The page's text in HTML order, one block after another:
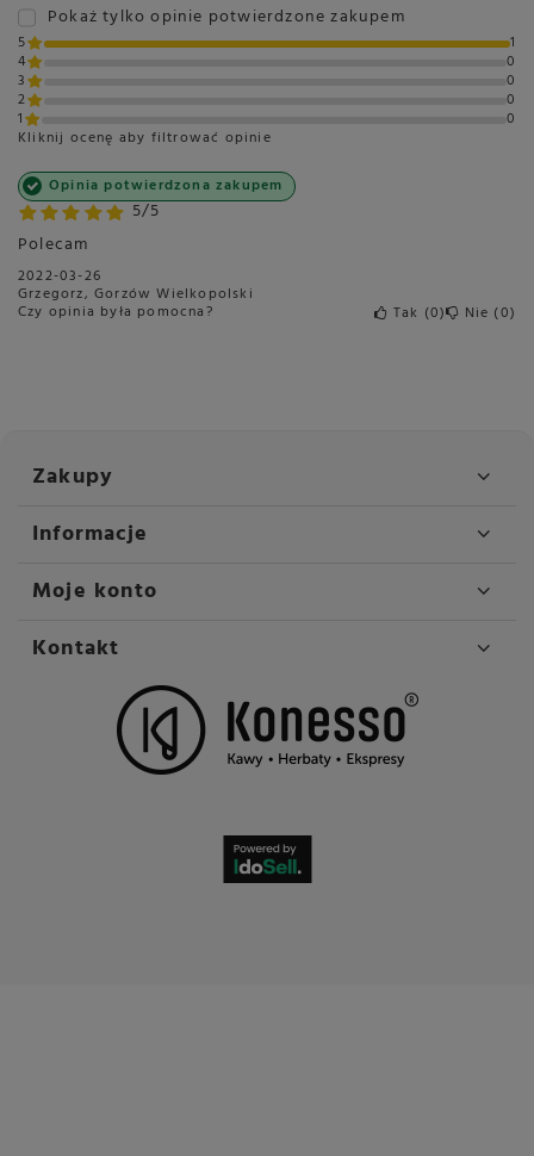
Pokaż tylko opinie potwierdzone zakupem
5
1
4
0
3
0
2
0
1
0
Kliknij ocenę aby filtrować opinie
5/5
Opinia potwierdzona zakupem
Polecam
2022-03-26
Grzegorz, Gorzów Wielkopolski
Czy opinia była pomocna? Tak 0 Nie 0
Zakupy
Informacje
Moje konto
Kontakt